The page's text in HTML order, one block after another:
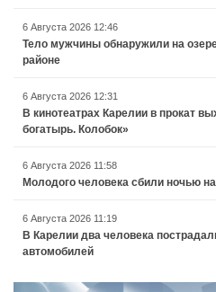
6 Августа 2026 12:46
Тело мужчины обнаружили на
районе
6 Августа 2026 12:31
В кинотеатрах Карелии в прокат
богатырь. Колобок»
6 Августа 2026 11:58
Молодого человека сбили ночью
6 Августа 2026 11:19
В Карелии два человека
автомобилей